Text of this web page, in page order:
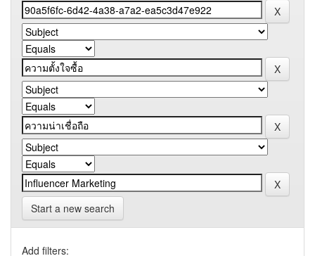
Start a new search
Add filters: